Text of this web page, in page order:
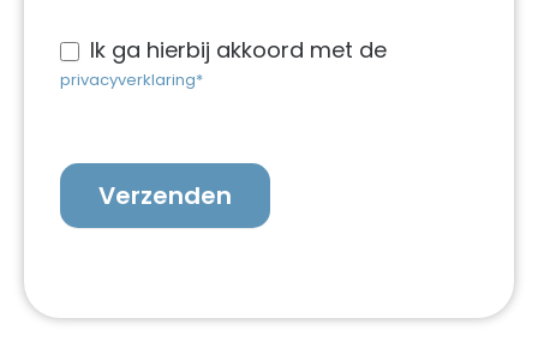
Ik ga hierbij akkoord met de
privacyverklaring*
Verzenden